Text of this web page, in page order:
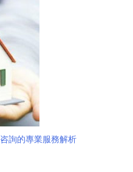
詢的專業服務解析